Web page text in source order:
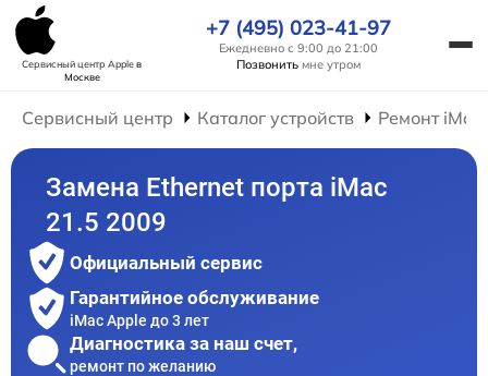
Сервисный центр Appleв
Москве
+7 (495) 023-41-97
Ежедневно с 9:00 до 21:00
Позвонить мне утром
Сервисный центр Каталог устройств Ремонт iMac
Замена Ethernet порта iMac
21.5 2009
Официальный сервис
Гарантийное обслуживание
iMac Apple до 3 лет
Диагностика за наш счет,
ремонт по желанию